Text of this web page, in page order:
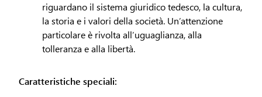
riguardano il sistema giuridico tedesco, la cultura,
la storia e i valori della società. Un’attenzione
particolare è rivolta all’uguaglianza, alla
tolleranza e alla libertà.
Caratteristiche speciali: